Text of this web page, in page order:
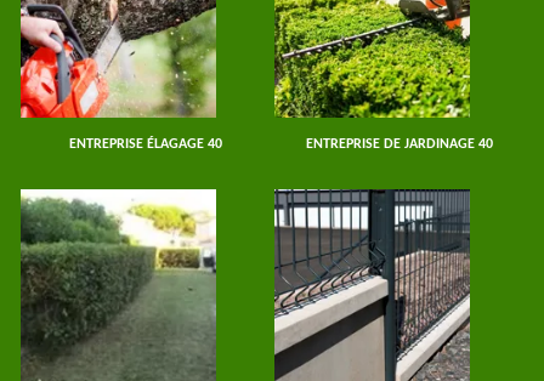
ENTREPRISE ÉLAGAGE 40 ENTREPRISE DE JARDINAGE 40